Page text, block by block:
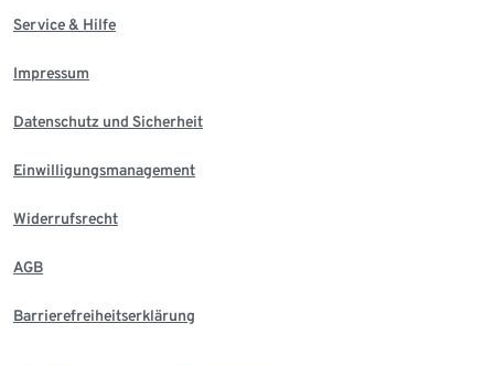
Service & Hilfe
Impressum
Datenschutz und Sicherheit
Einwilligungsmanagement
Widerrufsrecht
AGB
Barrierefreiheitserklärung